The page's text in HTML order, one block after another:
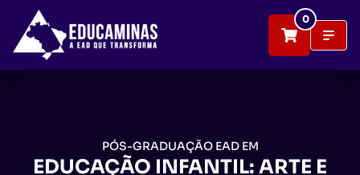
0
PÓS-GRADUAÇÃO EAD EM
EDUCAÇÃO INFANTIL: ARTE E